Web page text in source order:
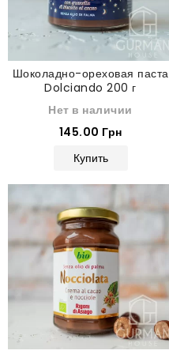
Шоколадно-ореховая паста
Dolciando 200 г
Нет в наличии
145.00 Грн
Купить